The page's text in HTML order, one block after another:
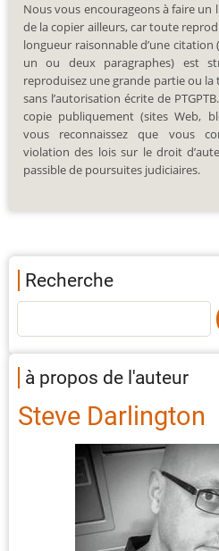
Nous vous encourageons à faire
de la copier ailleurs, car toute
longueur raisonnable d’une citation
un ou deux paragraphes) est
reproduisez une grande partie ou
sans l’autorisation écrite de
copie publiquement (sites Web,
vous reconnaissez que vous
violation des lois sur le droit
passible de poursuites judiciaires.
Recherche
à propos de l'auteur
Steve Darlington